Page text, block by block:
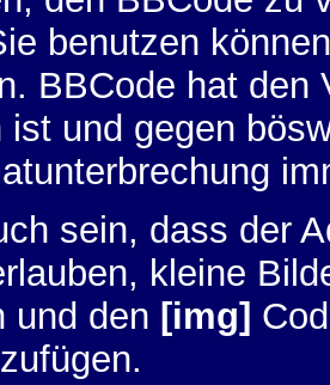
benutzen
BBCode hat
ist und gegen
sein, dass der
kleine
und den [img]